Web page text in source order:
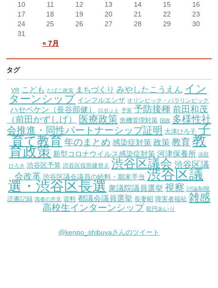
« 7月
10
11 12 13 14 15
16
17
18 19 20 21 22
23
24
25 26 27 28 29
30
31
タグ
VR こども たばこ政策 まちづくり みやしたこうえん イン
ターンシップ インフルエンザ オリンピック・パラリンピック
ハセベケン（長谷部健） ロボット 予算 予防接種 前田和茂
（前田かずしげ）
医療政策 危機管理対策 国政 多様性社
会推進・同性パートナーシップ証明 大津ひろ子 子
育て教育 年のまとめ 感染症対策 政策 教育 教
育政策 新型コロナウイルス感染症対策 河津保養所 浜田
ひろき 渋谷区予算 渋谷区役所建替え 渋谷区議会 渋谷区議
会改革 渋谷区議会議員の給料・期末手当 渋谷区議
選・渋谷区長選 衆議院議員選挙 視察 討論制限
読書記録 識者の意見 資料 都議会議員選挙 長妻昭 障害者福祉 雑感
高校生インターンシップ 龍円あいり
@kenpo_shibuyaさんのツイート